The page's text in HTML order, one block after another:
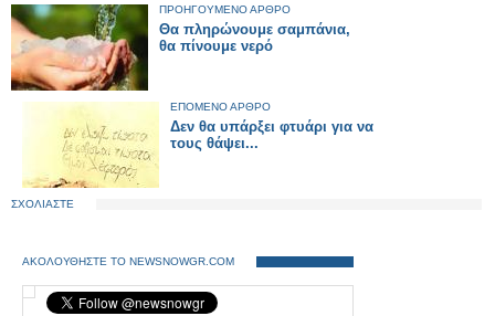
ΠΡΟΗΓΟΥΜΕΝΟ ΑΡΘΡΟ
Θα πληρώνουμε σαμπάνια,
θα πίνουμε νερό
ΕΠΟΜΕΝΟ ΑΡΘΡΟ
Δεν θα υπάρξει φτυάρι για να
τους θάψει...
ΣΧΟΛΙΑΣΤΕ
ΑΚΟΛΟΥΘΗΣΤΕ ΤΟ NEWSNOWGR.COM